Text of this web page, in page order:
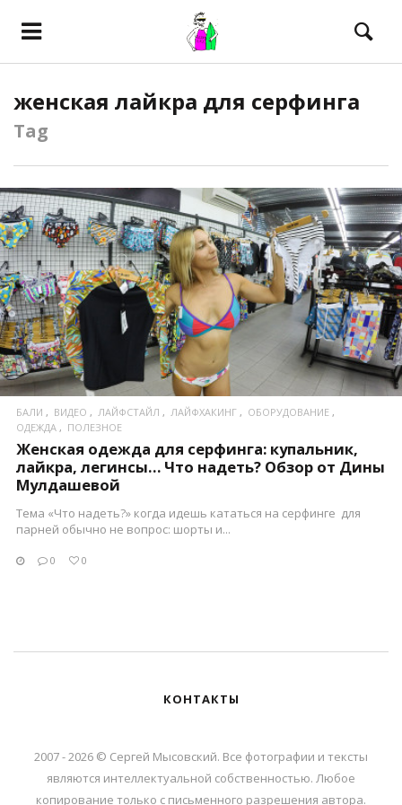
женская лайкра для серфинга
Tag
ПОСМОТРЕТЬ
БАЛИ ВИДЕО ЛАЙФСТАЙЛ ЛАЙФХАКИНГ
ОБОРУДОВАНИЕ
ОДЕЖДА
ПОЛЕЗНОЕ
Женская одежда для серфинга: купальник,
лайкра, легинсы… Что надеть? Обзор от Дины
Мулдашевой
Тема «Что надеть?» когда идешь кататься на серфинге для
парней обычно не вопрос: шорты и...
0 0
КОНТАКТЫ
2007 - 2026 © Сергей Мысовский. Все фотографии и тексты
являются интеллектуальной собственностью. Любое
копирование только с письменного разрешения автора.